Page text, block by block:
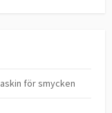
för smycken